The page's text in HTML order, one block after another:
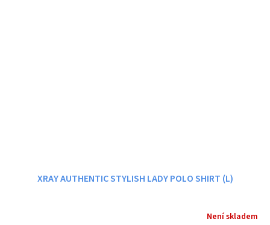
XRAY AUTHENTIC STYLISH LADY POLO SHIRT (L)
Není skladem